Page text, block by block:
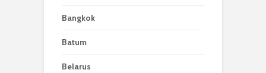
Bangkok
Batum
Belarus